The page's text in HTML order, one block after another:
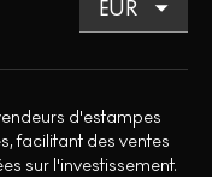
d'estampes
facilitant des ventes
sur l'investissement.